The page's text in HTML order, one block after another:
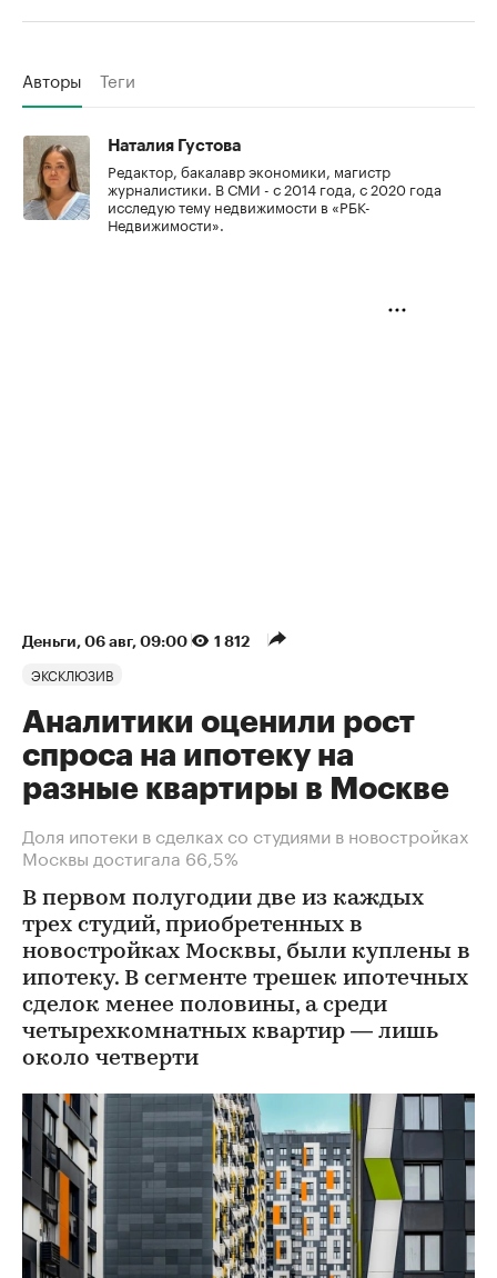
Авторы Теги
Наталия Густова
Редактор, бакалавр экономики, магистр
журналистики. В СМИ - с 2014 года, с 2020 года
исследую тему недвижимости в «РБК-
Недвижимости».
Деньги⁠, 06 авг, 09:00 1 812
ЭКСКЛЮЗИВ
Аналитики оценили рост
спроса на ипотеку на
разные квартиры в Москве
Доля ипотеки в сделках со студиями в новостройках
Москвы достигала 66,5%
В первом полугодии две из каждых
трех студий, приобретенных в
новостройках Москвы, были куплены в
ипотеку. В сегменте трешек ипотечных
сделок менее половины, а среди
четырехкомнатных квартир — лишь
около четверти